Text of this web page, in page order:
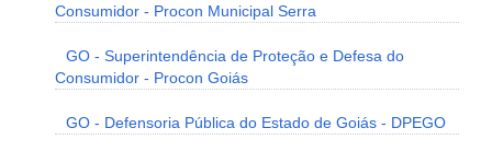
Consumidor - Procon Municipal Serra
GO - Superintendência de Proteção e Defesa do
Consumidor - Procon Goiás
GO - Defensoria Pública do Estado de Goiás - DPEGO